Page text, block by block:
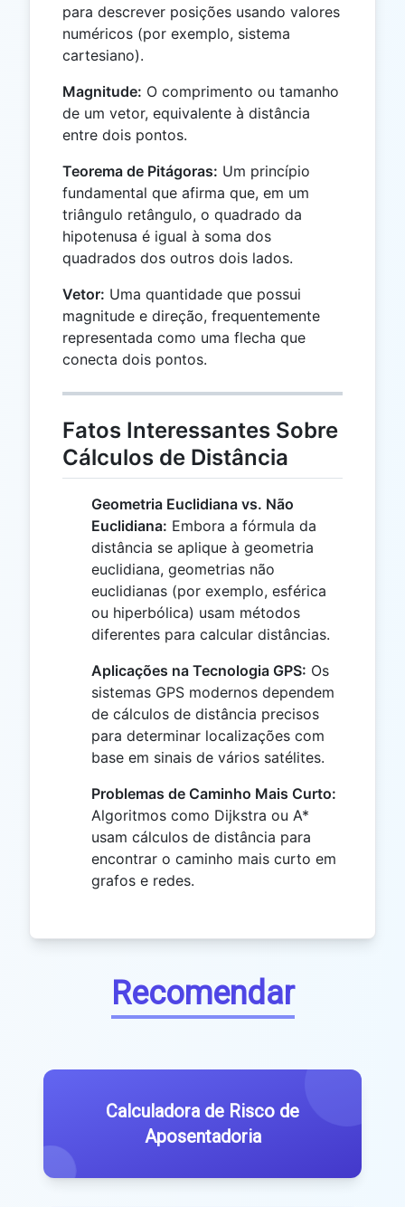
para descrever posições usando valores
numéricos (por exemplo, sistema
cartesiano).
Magnitude: O comprimento ou tamanho
de um vetor, equivalente à distância
entre dois pontos.
Teorema de Pitágoras: Um princípio
fundamental que afirma que, em um
triângulo retângulo, o quadrado da
hipotenusa é igual à soma dos
quadrados dos outros dois lados.
Vetor: Uma quantidade que possui
magnitude e direção, frequentemente
representada como uma flecha que
conecta dois pontos.
Fatos Interessantes Sobre
Cálculos de Distância
Geometria Euclidiana vs. Não
Euclidiana: Embora a fórmula da
distância se aplique à geometria
euclidiana, geometrias não
euclidianas (por exemplo, esférica
ou hiperbólica) usam métodos
diferentes para calcular distâncias.
Aplicações na Tecnologia GPS: Os
sistemas GPS modernos dependem
de cálculos de distância precisos
para determinar localizações com
base em sinais de vários satélites.
Problemas de Caminho Mais Curto:
Algoritmos como Dijkstra ou A*
usam cálculos de distância para
encontrar o caminho mais curto em
grafos e redes.
Recomendar
Calculadora de Risco de
Aposentadoria